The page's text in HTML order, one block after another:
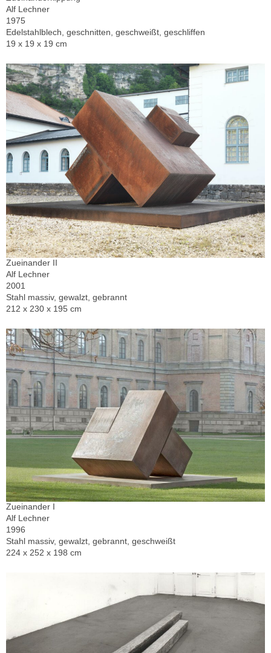
Alf Lechner
1975
Edelstahlblech, geschnitten, geschweißt, geschliffen
19 x 19 x 19 cm
Zueinander II
Alf Lechner
2001
Stahl massiv, gewalzt, gebrannt
212 x 230 x 195 cm
Zueinander I
Alf Lechner
1996
Stahl massiv, gewalzt, gebrannt, geschweißt
224 x 252 x 198 cm